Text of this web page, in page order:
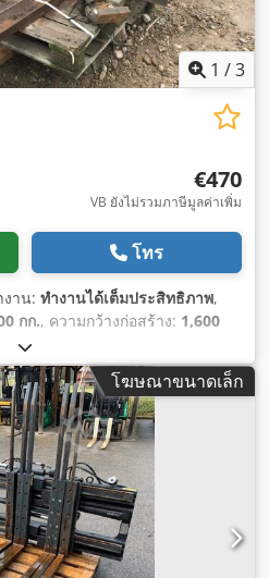
1 /3
€470
VB ยังไม่รวมภาษีมูลค่าเพิ่ม
โทร
าน: ทำงานได้เต็มประสิทธิภาพ,
กก., ความกว้างก่อสร้าง: 1,600
โฆษณาขนาดเล็ก